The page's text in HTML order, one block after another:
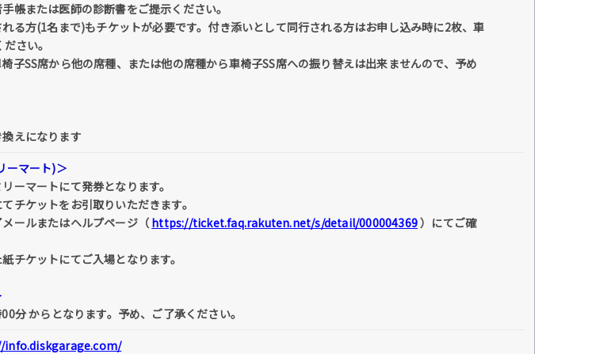
帳または医師の診断書をご提示ください。
る方(1名まで)もチケットが必要です。付き添いとして同行される方はお申し込み時に2枚、車
さい。
子SS席から他の席種、または他の席種から車椅子SS席への振り替えは出来ませんので、予め
えになります
ーマート)＞
ーマートにて発券となります。
チケットをお引取りいただきます。
ールまたはヘルプページ（ https://ticket.faq.rakuten.net/s/detail/000004369）にてご確
チケットにてご入場となります。
分 からとなります。予め、ご了承ください。
info.diskgarage.com/